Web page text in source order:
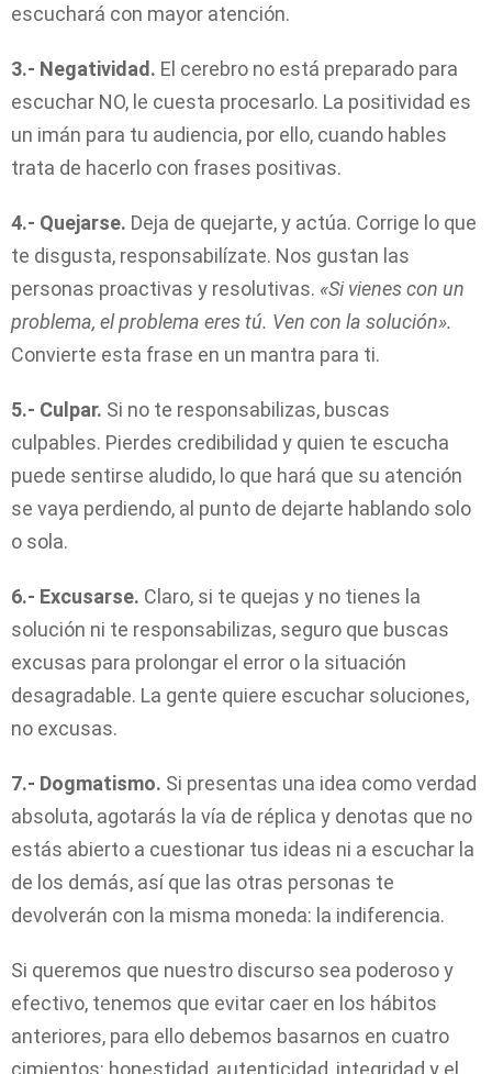
escuchará con mayor atención.
3.- Negatividad. El cerebro no está preparado para
escuchar NO, le cuesta procesarlo. La positividad es
un imán para tu audiencia, por ello, cuando hables
trata de hacerlo con frases positivas.
4.- Quejarse. Deja de quejarte, y actúa. Corrige lo que
te disgusta, responsabilízate. Nos gustan las
personas proactivas y resolutivas. «Si vienes con un
problema, el problema eres tú. Ven con la solución».
Convierte esta frase en un mantra para ti.
5.- Culpar. Si no te responsabilizas, buscas
culpables. Pierdes credibilidad y quien te escucha
puede sentirse aludido, lo que hará que su atención
se vaya perdiendo, al punto de dejarte hablando solo
o sola.
6.- Excusarse. Claro, si te quejas y no tienes la
solución ni te responsabilizas, seguro que buscas
excusas para prolongar el error o la situación
desagradable. La gente quiere escuchar soluciones,
no excusas.
7.- Dogmatismo. Si presentas una idea como verdad
absoluta, agotarás la vía de réplica y denotas que no
estás abierto a cuestionar tus ideas ni a escuchar la
de los demás, así que las otras personas te
devolverán con la misma moneda: la indiferencia.
Si queremos que nuestro discurso sea poderoso y
efectivo, tenemos que evitar caer en los hábitos
anteriores, para ello debemos basarnos en cuatro
cimientos: honestidad, autenticidad, integridad y el